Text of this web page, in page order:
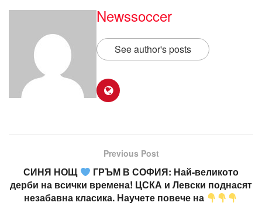
Newssoccer
See author's posts
Previous Post
СИНЯ НОЩ
ГРЪМ В СОФИЯ: Най-великото
дерби на всички времена! ЦСКА и Левски поднасят
незабавна класика. Научете повече на